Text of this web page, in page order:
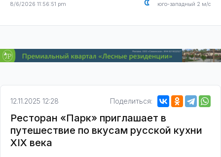
8/6/2026 11:56:52 pm
юго-западный 2 м/с
12.11.2025 12:28 Поделиться:
Ресторан «Парк» приглашает в
путешествие по вкусам русской кухни
XIX века